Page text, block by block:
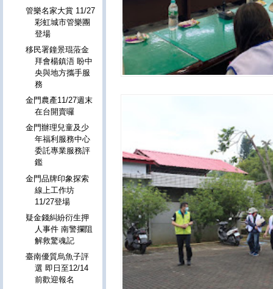
管樂名家大賞 11/27
彩虹城市管樂團
登場
移民署鐘景琨蒞金
拜會楊鎮浯 盼中
央與地方攜手服
務
金門農產11/27週末
在台開賣囉
金門辦理兒童及少
年福利服務中心
委託專業服務評
鑑
金門品牌印象探索
線上工作坊
11/27登場
疑金錢糾紛衍生押
人事件 南警攔阻
解救驚魂記
臺南優質烏魚子評
選 即日至12/14
前歡迎報名